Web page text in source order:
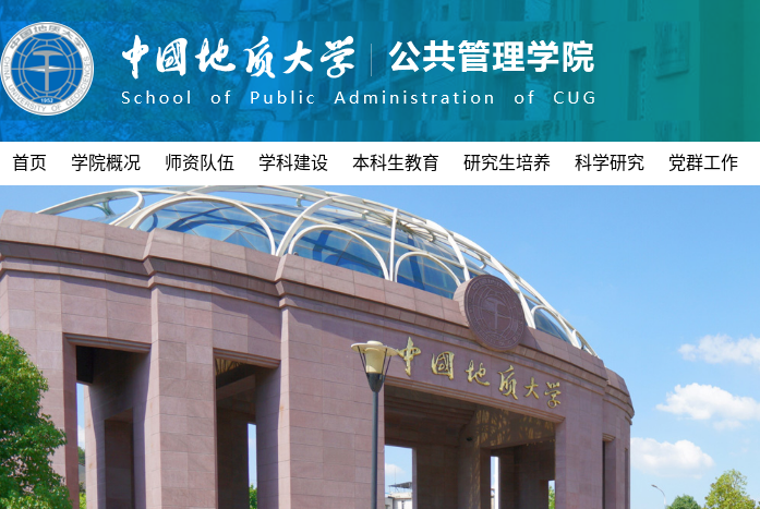
首页 学院概况 师资队伍 学科建设 本科生教育 研究生培养 科学研究 党群工作